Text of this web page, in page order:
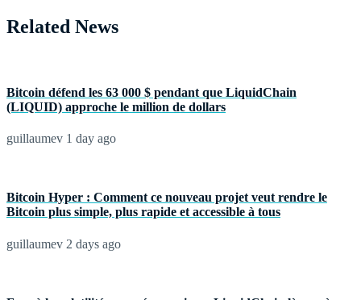
Related News
Bitcoin défend les 63 000 $ pendant que LiquidChain
(LIQUID) approche le million de dollars
guillaumev 1 day ago
Bitcoin Hyper : Comment ce nouveau projet veut rendre le
Bitcoin plus simple, plus rapide et accessible à tous
guillaumev 2 days ago